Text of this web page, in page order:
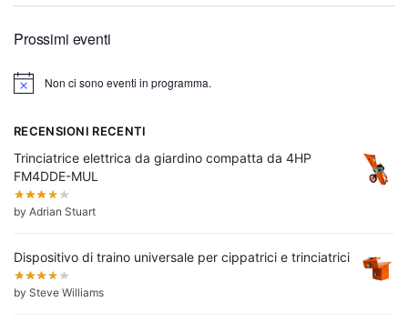
Prossimi eventi
i
o
Non ci sono eventi in programma.
RECENSIONI RECENTI
Trinciatrice elettrica da giardino compatta da 4HP
FM4DDE-MUL
by Adrian Stuart
Dispositivo di traino universale per cippatrici e trinciatrici
by Steve Williams